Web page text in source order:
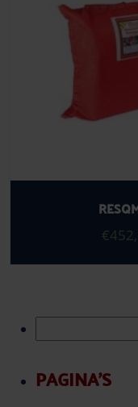
€
naar:
PAGINA'S